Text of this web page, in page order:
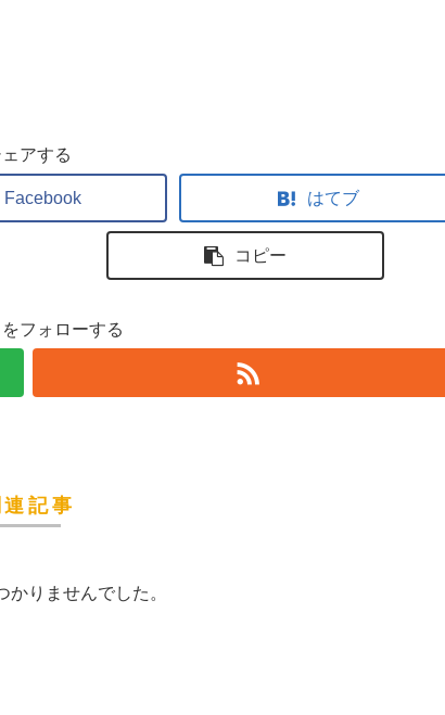
アする
Facebook はてブ
コピー
フォローする
連記事
かりませんでした。